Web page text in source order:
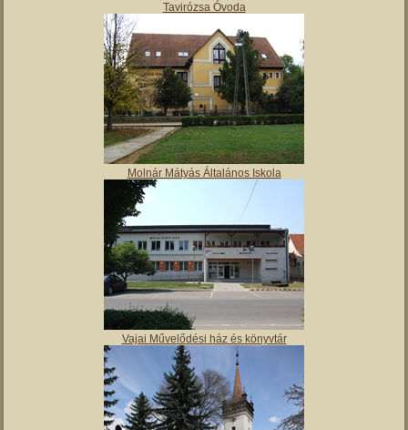
Tavirózsa Óvoda
Molnár Mátyás Általános Iskola
Vajai Művelődési ház és könyvtár